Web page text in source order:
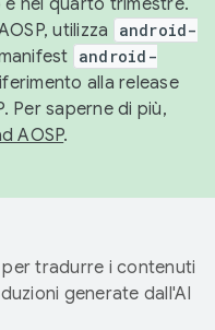
nel quarto trimestre.
utilizza
android-
android-
alla release
Per saperne di più,
AOSP.
tradurre i contenuti
generate dall'AI